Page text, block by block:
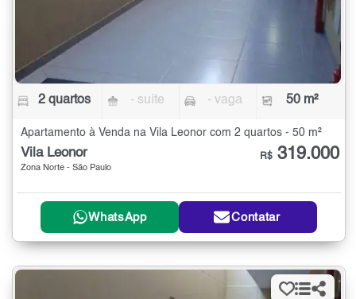
2 quartos - suíte - vaga 50 m²
Apartamento à Venda na Vila Leonor com 2 quartos - 50 m²
Vila Leonor
Zona Norte - São Paulo
R$ 319.000
WhatsApp Contatar